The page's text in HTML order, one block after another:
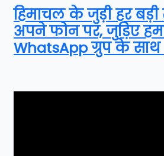
हिमाचल के जुड़ी हर
अपने फोन पर, जुड़िए
WhatsApp ग्रुप के साथ